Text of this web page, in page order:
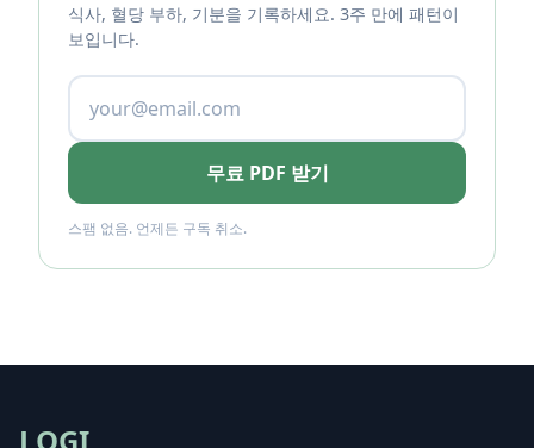
식사, 혈당 부하, 기분을 기록하세요. 3주 만에 패턴이
보입니다.
무료 PDF 받기
스팸 없음. 언제든 구독 취소.